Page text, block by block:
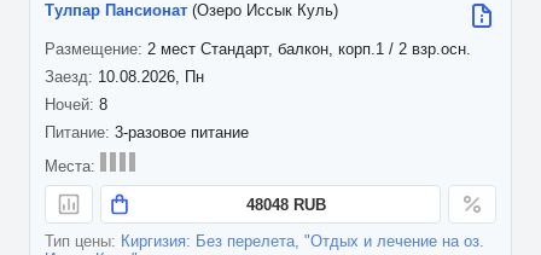
10.08.2026, Пн
8
Тулпар Пансионат (Озеро Иссык Куль)
2 мест Стандарт, балкон, корп.1 / 2 взр.осн.
3-разовое питание
48048 RUB
Киргизия: Без перелета, "Отдых и лечение на оз.